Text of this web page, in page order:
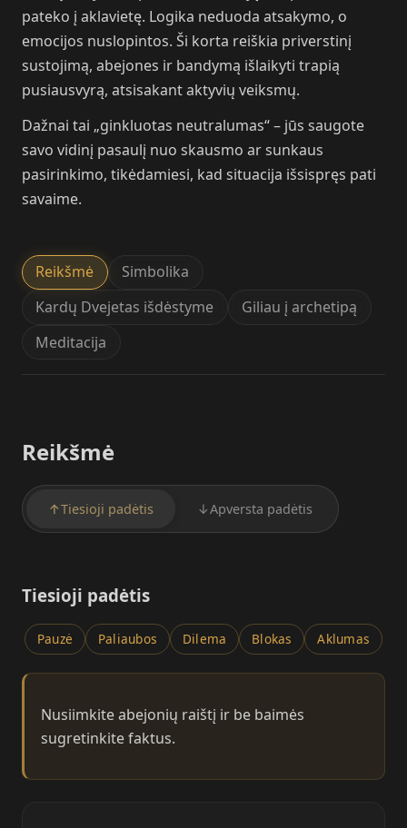
pateko į aklavietę. Logika neduoda atsakymo, o
emocijos nuslopintos. Ši korta reiškia priverstinį
sustojimą, abejones ir bandymą išlaikyti trapią
pusiausvyrą, atsisakant aktyvių veiksmų.
Dažnai tai „ginkluotas neutralumas“ – jūs saugote
savo vidinį pasaulį nuo skausmo ar sunkaus
pasirinkimo, tikėdamiesi, kad situacija išsispręs pati
savaime.
Reikšmė
Simbolika
Kardų Dvejetas išdėstyme
Giliau į archetipą
Meditacija
Reikšmė
↑Tiesioji padėtis ↓Apversta padėtis
Tiesioji padėtis
Pauzė Paliaubos Dilema Blokas Aklumas
Nusiimkite abejonių raištį ir be baimės
sugretinkite faktus.